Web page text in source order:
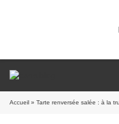
Accueil » Tarte renversée salée : à la